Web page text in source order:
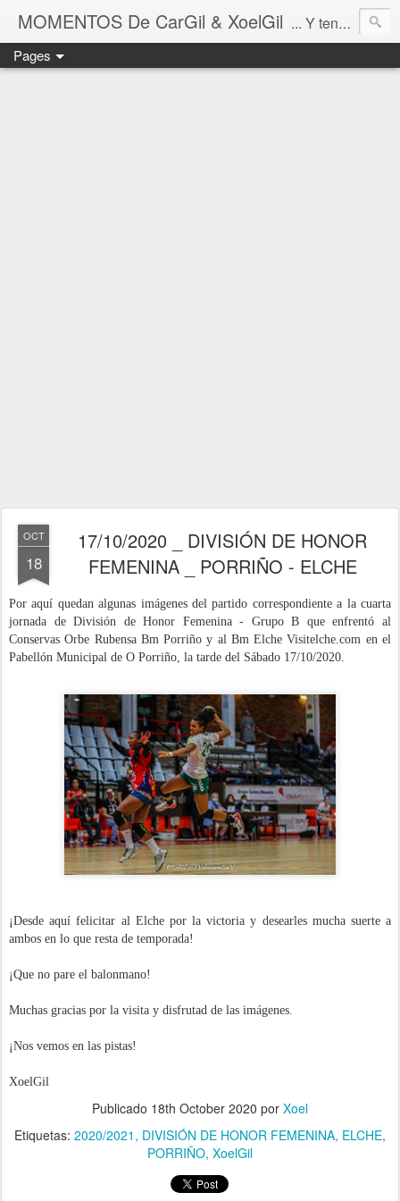
MOMENTOS De CarGil & XoelGil ... Y tengan cuidado ahí fuera, por favor.
Pages
OCT
18
17/10/2020 _ DIVISIÓN DE HONOR
FEMENINA _ PORRIÑO - ELCHE
Por aquí quedan algunas imágenes del partido correspondiente a la cuarta
jornada de División de Honor Femenina - Grupo B que enfrentó al
Conservas Orbe Rubensa Bm Porriño y al Bm Elche Visitelche.com en el
Pabellón Municipal de O Porriño, la tarde del Sábado 17/10/2020.
¡Desde aquí felicitar al Elche por la victoria y desearles mucha suerte a
ambos en lo que resta de temporada!
¡Que no pare el balonmano!
Muchas gracias por la visita y disfrutad de las imágenes.
¡Nos vemos en las pistas!
XoelGil
Publicado 18th October 2020 por Xoel
Etiquetas: 2020/2021 DIVISIÓN DE HONOR FEMENINA ELCHE
PORRIÑO XoelGil